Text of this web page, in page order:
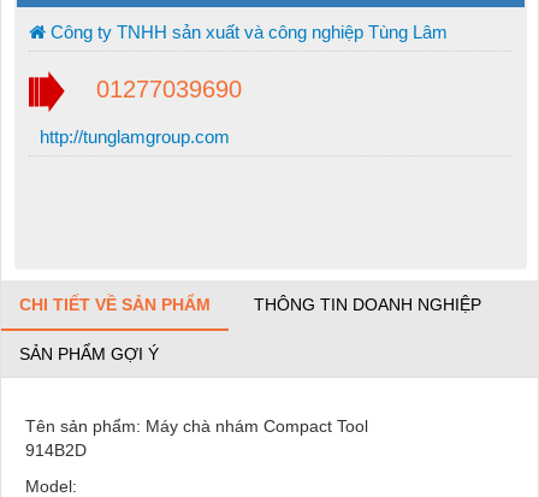
Công ty TNHH sản xuất và công nghiệp Tùng Lâm
01277039690
http://tunglamgroup.com
CHI TIẾT VỀ SẢN PHẨM THÔNG TIN DOANH NGHIỆP
SẢN PHẨM GỢI Ý
Tên sản phẩm: Máy chà nhám Compact Tool
Model: